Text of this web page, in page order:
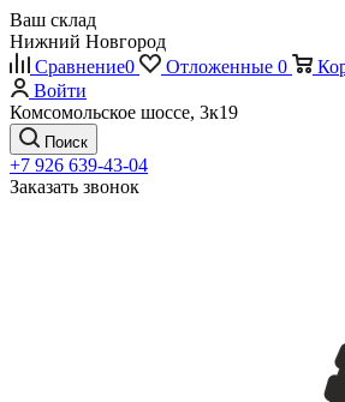
Ваш склад
Нижний Новгород
Сравнение0 Отложенные 0
Войти
Комсомольское шоссе, 3к19
Поиск
+7 926 639-43-04
Заказать звонок